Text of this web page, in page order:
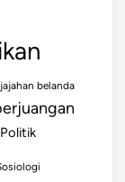
belanda
Politik